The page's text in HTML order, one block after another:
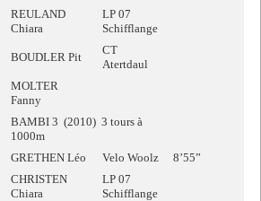
REULAND
Chiara
LP 07
Schifflange
BOUDLER Pit
CT
Atertdaul
MOLTER
Fanny
BAMBI 3 (2010) 3 tours à
1000m
GRETHEN Léo Velo Woolz 8’55”
CHRISTEN
Chiara
LP 07
Schifflange